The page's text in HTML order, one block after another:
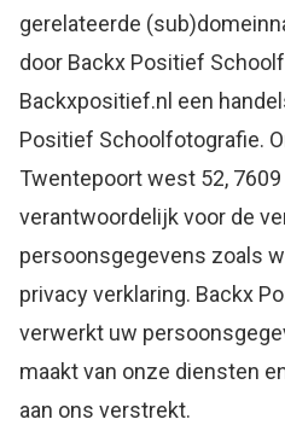
gerelateerde
door Backx Positief
Backxpositief.nl een
Positief Schoolfotografie.
Twentepoort west 52, 7609
verantwoordelijk voor de
persoonsgegevens zoals
privacy verklaring. Backx
verwerkt uw
maakt van onze diensten
aan ons verstrekt.